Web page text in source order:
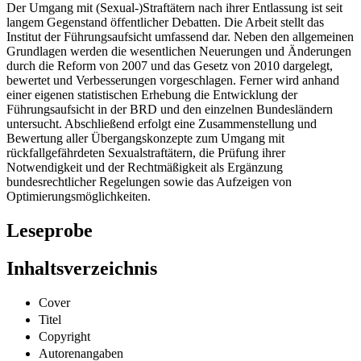
Der Umgang mit (Sexual-)Straftätern nach ihrer Entlassung ist seit
langem Gegenstand öffentlicher Debatten. Die Arbeit stellt das
Institut der Führungsaufsicht umfassend dar. Neben den allgemeinen
Grundlagen werden die wesentlichen Neuerungen und Änderungen
durch die Reform von 2007 und das Gesetz von 2010 dargelegt,
bewertet und Verbesserungen vorgeschlagen. Ferner wird anhand
einer eigenen statistischen Erhebung die Entwicklung der
Führungsaufsicht in der BRD und den einzelnen Bundesländern
untersucht. Abschließend erfolgt eine Zusammenstellung und
Bewertung aller Übergangskonzepte zum Umgang mit
rückfallgefährdeten Sexualstraftätern, die Prüfung ihrer
Notwendigkeit und der Rechtmäßigkeit als Ergänzung
bundesrechtlicher Regelungen sowie das Aufzeigen von
Optimierungsmöglichkeiten.
Leseprobe
Inhaltsverzeichnis
Cover
Titel
Copyright
Autorenangaben